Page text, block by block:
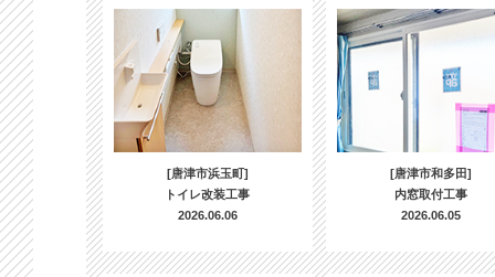
[唐津市浜玉町]
トイレ改装工事
2026.06.06
[唐津市和多田]
内窓取付工事
2026.06.05